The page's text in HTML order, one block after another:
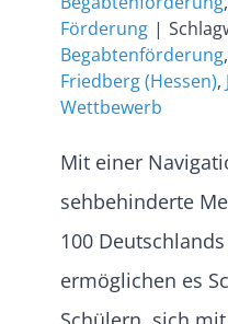
Förderung |
Begabtenförderung,
Friedberg (Hessen),
Wettbewerb
Mit einer
sehbehinderte
100
ermöglichen es